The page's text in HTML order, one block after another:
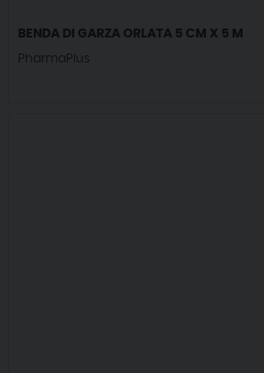
BENDA DI GARZA ORLATA 5 CM X 5 M
PharmaPlus